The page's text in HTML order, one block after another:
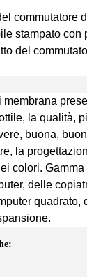
commutatore
stampato con
del
membrana
la qualità,
buona,
la
colori.
delle
quadrato,